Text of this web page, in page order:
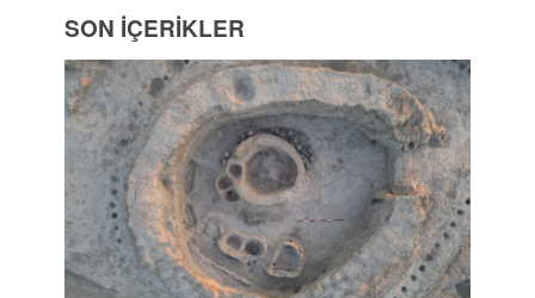
SON İÇERİKLER